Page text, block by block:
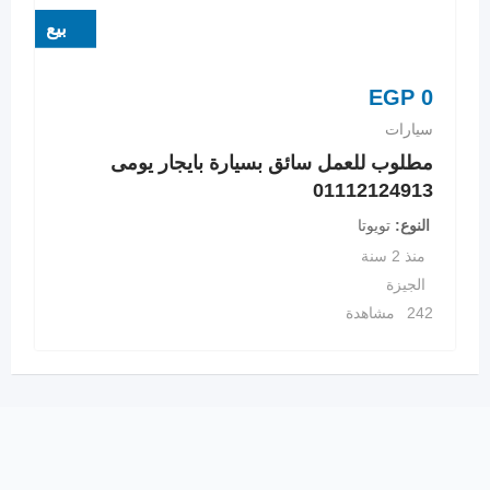
بيع
EGP 0
سيارات
مطلوب للعمل سائق بسيارة بايجار يومى
01112124913
النوع
تويوتا
منذ 2 سنة
الجيزة
242 مشاهدة